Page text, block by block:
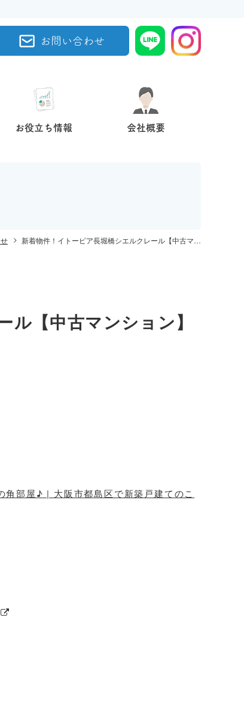
お問い合わせ
お役立ち情報 会社概要
新着物件！イトーピア長堀橋シエルクレール【中古マンション】
【中古マンション】
部屋♪ | 大阪市都島区で新築戸建てのこ